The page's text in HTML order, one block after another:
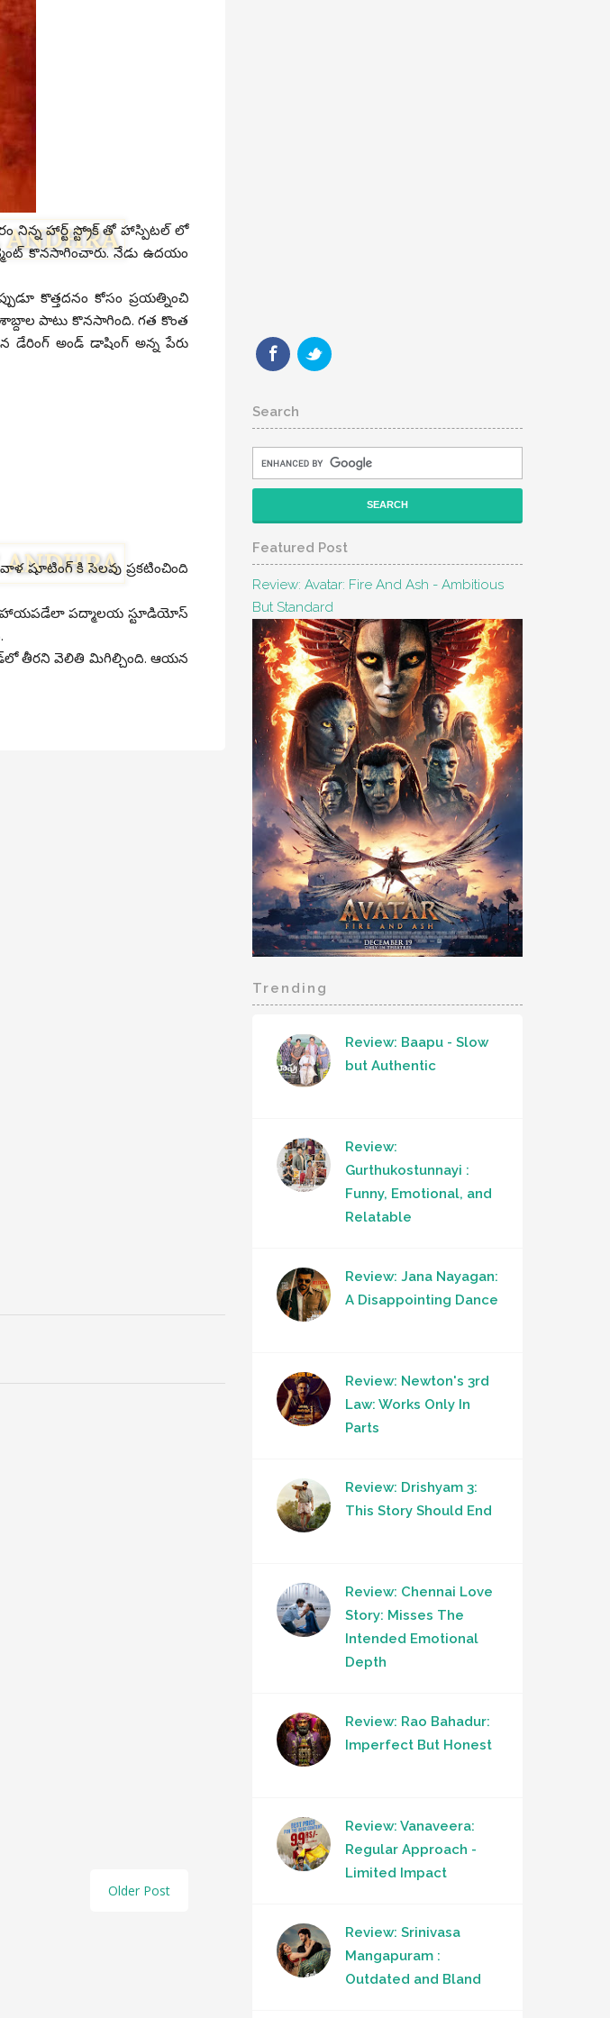
నిన్న హార్ట్ స్ట్రోక్ తో హాస్పిటల్ లో
కొనసాగించారు. నేడు ఉదయం
కొత్తదనం కోసం ప్రయత్నించి
పాటు కొనసాగింది. గత కొంత
అండ్ డాషింగ్ అన్న పేరు
షూటింగ్ కి సెలవు ప్రకటించింది
పద్మాలయ స్టూడియోస్
తీరని వెలితి మిగిల్చింది. ఆయన
Older Post
Search
Featured Post
Review: Avatar: Fire And Ash - Ambitious
But Standard
Trending
Review: Baapu - Slow
but Authentic
Review:
Gurthukostunnayi :
Funny, Emotional, and
Relatable
Review: Jana Nayagan:
A Disappointing Dance
Review: Newton's 3rd
Law: Works Only In
Parts
Review: Drishyam 3:
This Story Should End
Review: Chennai Love
Story: Misses The
Intended Emotional
Depth
Review: Rao Bahadur:
Imperfect But Honest
Review: Vanaveera:
Regular Approach -
Limited Impact
Review: Srinivasa
Mangapuram :
Outdated and Bland